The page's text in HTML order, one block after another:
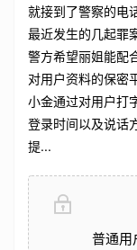
就接到了警察的电
最近发生的几起罪
警方希望丽姐能配
对用户资料的保密
小金通过对用户打
登录时间以及说话
提...
普通用